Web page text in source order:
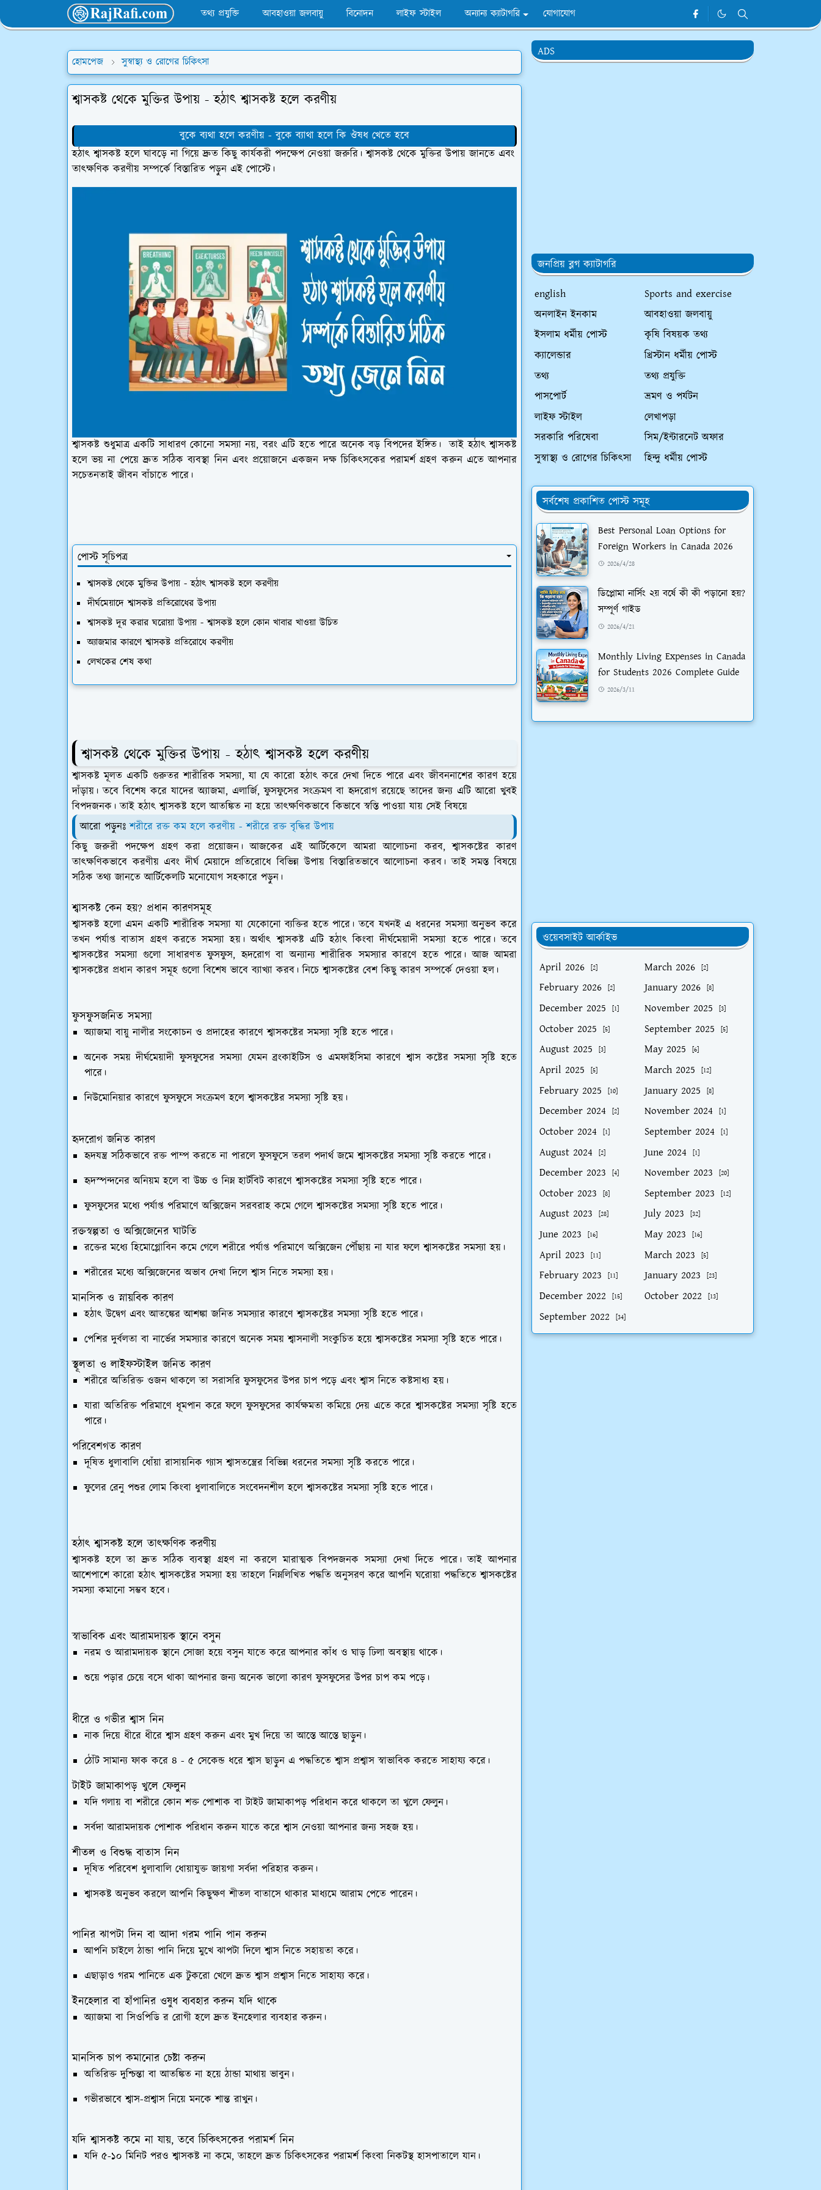
তথ্য প্রযুক্তি আবহাওয়া জলবায়ু বিনোদন লাইফ স্টাইল অন্যান্য ক্যাটাগরি যোগাযোগ
হোমপেজ সুস্বাস্থ্য ও রোগের চিকিৎসা
শ্বাসকষ্ট থেকে মুক্তির উপায় - হঠাৎ শ্বাসকষ্ট হলে করণীয়
বুকে ব্যথা হলে করণীয় - বুকে ব্যাথা হলে কি ঔষধ খেতে হবে
হঠাৎ শ্বাসকষ্ট হলে ঘাবড়ে না গিয়ে দ্রুত কিছু কার্যকরী পদক্ষেপ নেওয়া জরুরি। শ্বাসকষ্ট থেকে মুক্তির উপায় জানতে এবং
তাৎক্ষণিক করণীয় সম্পর্কে বিস্তারিত পড়ুন এই পোস্টে ।
শ্বাসকষ্ট শুধুমাত্র একটি সাধারণ কোনো সমস্যা নয়, বরং এটি হতে পারে অনেক বড় বিপদের ইঙ্গিত। তাই হঠাৎ শ্বাসকষ্ট
হলে ভয় না পেয়ে দ্রুত সঠিক ব্যবস্থা নিন এবং প্রয়োজনে একজন দক্ষ চিকিৎসকের পরামর্শ গ্রহণ করুন এতে আপনার
সচেতনতাই জীবন বাঁচাতে পারে।
পোস্ট সূচিপত্র
শ্বাসকষ্ট থেকে মুক্তির উপায় - হঠাৎ শ্বাসকষ্ট হলে করণীয়
দীর্ঘমেয়াদে শ্বাসকষ্ট প্রতিরোধের উপায়
শ্বাসকষ্ট দূর করার ঘরোয়া উপায় - শ্বাসকষ্ট হলে কোন খাবার খাওয়া উচিত
অ্যাজমার কারণে শ্বাসকষ্ট প্রতিরোধে করণীয়
লেখকের শেষ কথা
শ্বাসকষ্ট থেকে মুক্তির উপায় - হঠাৎ শ্বাসকষ্ট হলে করণীয়
শ্বাসকষ্ট মূলত একটি গুরুতর শারীরিক সমস্যা, যা যে কারো হঠাৎ করে দেখা দিতে পারে এবং জীবননাশের কারণ হয়ে
দাঁড়ায়। তবে বিশেষ করে যাদের অ্যাজমা, এলার্জি, ফুসফুসের সংক্রমণ বা হৃদরোগ রয়েছে তাদের জন্য এটি আরো খুবই
বিপদজনক। তাই হঠাৎ শ্বাসকষ্ট হলে আতঙ্কিত না হয়ে তাৎক্ষণিকভাবে কিভাবে স্বস্তি পাওয়া যায় সেই বিষয়ে
আরো পড়ুনঃ শরীরে রক্ত কম হলে করণীয় - শরীরে রক্ত বৃদ্ধির উপায়
কিছু জরুরী পদক্ষেপ গ্রহণ করা প্রয়োজন। আজকের এই আর্টিকেলে আমরা আলোচনা করব, শ্বাসকষ্টের কারণ
তাৎক্ষণিকভাবে করণীয় এবং দীর্ঘ মেয়াদে প্রতিরোধে বিভিন্ন উপায় বিস্তারিতভাবে আলোচনা করব। তাই সমস্ত বিষয়ে
সঠিক তথ্য জানতে আর্টিকেলটি মনোযোগ সহকারে পড়ুন।
শ্বাসকষ্ট কেন হয়? প্রধান কারণসমূহ
শ্বাসকষ্ট হলো এমন একটি শারীরিক সমস্যা যা যেকোনো ব্যক্তির হতে পারে। তবে যখনই এ ধরনের সমস্যা অনুভব করে
তখন পর্যাপ্ত বাতাস গ্রহণ করতে সমস্যা হয়। অর্থাৎ শ্বাসকষ্ট এটি হঠাৎ কিংবা দীর্ঘমেয়াদী সমস্যা হতে পারে। তবে
শ্বাসকষ্টের সমস্যা গুলো সাধারণত ফুসফুস, হৃদরোগ বা অন্যান্য শারীরিক সমস্যার কারণে হতে পারে। আজ আমরা
শ্বাসকষ্টের প্রধান কারণ সমূহ গুলো বিশেষ ভাবে ব্যাখ্যা করব। নিচে শ্বাসকষ্টের বেশ কিছু কারণ সম্পর্কে দেওয়া হল।
ফুসফুসজনিত সমস্যা
অ্যাজমা বায়ু নালীর সংকোচন ও প্রদাহের কারণে শ্বাসকষ্টের সমস্যা সৃষ্টি হতে পারে।
অনেক সময় দীর্ঘমেয়াদী ফুসফুসের সমস্যা যেমন ব্রংকাইটিস ও এমফাইসিমা কারণে শ্বাস কষ্টের সমস্যা সৃষ্টি হতে
পারে।
নিউমোনিয়ার কারণে ফুসফুসে সংক্রমণ হলে শ্বাসকষ্টের সমস্যা সৃষ্টি হয়।
হৃদরোগ জনিত কারণ
হৃদযন্ত্র সঠিকভাবে রক্ত পাম্প করতে না পারলে ফুসফুসে তরল পদার্থ জমে শ্বাসকষ্টের সমস্যা সৃষ্টি করতে পারে।
হৃদস্পন্দনের অনিয়ম হলে বা উচ্চ ও নিম্ন হার্টবিট কারণে শ্বাসকষ্টের সমস্যা সৃষ্টি হতে পারে।
ফুসফুসের মধ্যে পর্যাপ্ত পরিমাণে অক্সিজেন সরবরাহ কমে গেলে শ্বাসকষ্টের সমস্যা সৃষ্টি হতে পারে।
রক্তস্বল্পতা ও অক্সিজেনের ঘাটতি
রক্তের মধ্যে হিমোগ্লোবিন কমে গেলে শরীরে পর্যাপ্ত পরিমাণে অক্সিজেন পৌঁছায় না যার ফলে শ্বাসকষ্টের সমস্যা হয়।
শরীরের মধ্যে অক্সিজেনের অভাব দেখা দিলে শ্বাস নিতে সমস্যা হয়।
মানসিক ও স্নায়বিক কারণ
হঠাৎ উদ্বেগ এবং আতঙ্কের আশঙ্কা জনিত সমস্যার কারণে শ্বাসকষ্টের সমস্যা সৃষ্টি হতে পারে।
পেশির দুর্বলতা বা নার্ভের সমস্যার কারণে অনেক সময় শ্বাসনালী সংকুচিত হয়ে শ্বাসকষ্টের সমস্যা সৃষ্টি হতে পারে।
স্থূলতা ও লাইফস্টাইল জনিত কারণ
শরীরে অতিরিক্ত ওজন থাকলে তা সরাসরি ফুসফুসের উপর চাপ পড়ে এবং শ্বাস নিতে কষ্টসাধ্য হয়।
যারা অতিরিক্ত পরিমাণে ধূমপান করে ফলে ফুসফুসের কার্যক্ষমতা কমিয়ে দেয় এতে করে শ্বাসকষ্টের সমস্যা সৃষ্টি হতে
পারে।
পরিবেশগত কারণ
দূষিত ধুলাবালি ধোঁয়া রাসায়নিক গ্যাস শ্বাসতন্ত্রের বিভিন্ন ধরনের সমস্যা সৃষ্টি করতে পারে।
ফুলের রেনু পশুর লোম কিংবা ধুলাবালিতে সংবেদনশীল হলে শ্বাসকষ্টের সমস্যা সৃষ্টি হতে পারে।
হঠাৎ শ্বাসকষ্ট হলে তাৎক্ষণিক করণীয়
শ্বাসকষ্ট হলে তা দ্রুত সঠিক ব্যবস্থা গ্রহণ না করলে মারাত্মক বিপদজনক সমস্যা দেখা দিতে পারে। তাই আপনার
আশেপাশে কারো হঠাৎ শ্বাসকষ্টের সমস্যা হয় তাহলে নিম্নলিখিত পদ্ধতি অনুসরণ করে আপনি ঘরোয়া পদ্ধতিতে শ্বাসকষ্টের
সমস্যা কমানো সম্ভব হবে।
স্বাভাবিক এবং আরামদায়ক স্থানে বসুন
নরম ও আরামদায়ক স্থানে সোজা হয়ে বসুন যাতে করে আপনার কাঁধ ও ঘাড় ঢিলা অবস্থায় থাকে।
শুয়ে পড়ার চেয়ে বসে থাকা আপনার জন্য অনেক ভালো কারণ ফুসফুসের উপর চাপ কম পড়ে।
ধীরে ও গভীর শ্বাস নিন
নাক দিয়ে ধীরে ধীরে শ্বাস গ্রহণ করুন এবং মুখ দিয়ে তা আস্তে আস্তে ছাড়ুন।
ঠোঁট সামান্য ফাক করে ৪ - ৫ সেকেন্ড ধরে শ্বাস ছাড়ুন এ পদ্ধতিতে শ্বাস প্রশ্বাস স্বাভাবিক করতে সাহায্য করে।
টাইট জামাকাপড় খুলে ফেলুন
যদি গলায় বা শরীরে কোন শক্ত পোশাক বা টাইট জামাকাপড় পরিধান করে থাকলে তা খুলে ফেলুন।
সর্বদা আরামদায়ক পোশাক পরিধান করুন যাতে করে শ্বাস নেওয়া আপনার জন্য সহজ হয়।
শীতল ও বিশুদ্ধ বাতাস নিন
দূষিত পরিবেশ ধুলাবালি ধোয়াযুক্ত জায়গা সর্বদা পরিহার করুন।
শ্বাসকষ্ট অনুভব করলে আপনি কিছুক্ষণ শীতল বাতাসে থাকার মাধ্যমে আরাম পেতে পারেন।
পানির ঝাপটা দিন বা আদা গরম পানি পান করুন
আপনি চাইলে ঠান্ডা পানি দিয়ে মুখে ঝাপটা দিলে শ্বাস নিতে সহায়তা করে।
এছাড়াও গরম পানিতে এক টুকরো খেলে দ্রুত শ্বাস প্রশ্বাস নিতে সাহায্য করে।
ইনহেলার বা হাঁপানির ওষুধ ব্যবহার করুন যদি থাকে
অ্যাজমা বা সিওপিডি র রোগী হলে দ্রুত ইনহেলার ব্যবহার করুন।
মানসিক চাপ কমানোর চেষ্টা করুন
অতিরিক্ত দুশ্চিন্তা বা আতঙ্কিত না হয়ে ঠান্ডা মাথায় ভাবুন।
গভীরভাবে শ্বাস-প্রশ্বাস নিয়ে মনকে শান্ত রাখুন।
যদি শ্বাসকষ্ট কমে না যায়, তবে চিকিৎসকের পরামর্শ নিন
যদি ৫-১০ মিনিট পরও শ্বাসকষ্ট না কমে, তাহলে দ্রুত চিকিৎসকের পরামর্শ কিংবা নিকটস্থ হাসপাতালে যান।
ADS
জনপ্রিয় ব্লগ ক্যাটাগরি
english
Sports and exercise
অনলাইন ইনকাম
আবহাওয়া জলবায়ু
ইসলাম ধর্মীয় পোস্ট
কৃষি বিষয়ক তথ্য
ক্যালেন্ডার
খ্রিস্টান ধর্মীয় পোস্ট
তথ্য
তথ্য প্রযুক্তি
পাসপোর্ট
ভ্রমণ ও পর্যটন
লাইফ স্টাইল
লেখাপড়া
সরকারি পরিষেবা
সিম/ইন্টারনেট অফার
সুস্বাস্থ্য ও রোগের চিকিৎসা
হিন্দু ধর্মীয় পোস্ট
সর্বশেষ প্রকাশিত পোস্ট সমূহ
Best Personal Loan Options for
Foreign Workers in Canada 2026
2026/4/28
ডিপ্লোমা নার্সিং ২য় বর্ষে কী কী পড়ানো হয়?
সম্পূর্ণ গাইড
2026/4/21
Monthly Living Expenses in Canada
for Students 2026 Complete Guide
2026/3/11
ওয়েবসাইট আর্কাইভ
April 2026
[2] March 2026 [2]
February 2026 [2] January 2026 [8]
December 2025 [1] November 2025 [3]
October 2025 [5] September 2025 [5]
August 2025 [3] May 2025 [6]
April 2025 [5] March 2025 [12]
February 2025 [10] January 2025 [8]
December 2024 [2] November 2024 [1]
October 2024 [1] September 2024 [1]
August 2024 [2] June 2024 [1]
December 2023 [4] November 2023 [20]
October 2023 [8] September 2023 [12]
August 2023 [28] July 2023 [32]
June 2023 [16] May 2023 [16]
April 2023 [11] March 2023 [5]
February 2023 [11] January 2023 [23]
December 2022 [15] October 2022 [13]
September 2022 [34]